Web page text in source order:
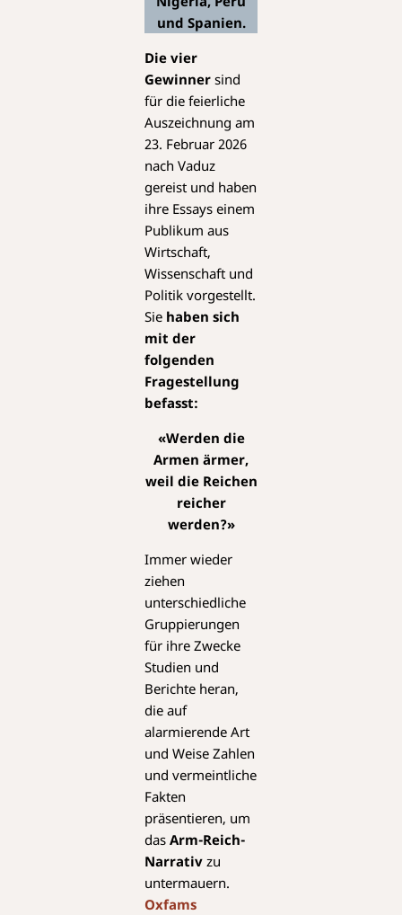
und Spanien.
Die vier
Gewinner sind
für die feierliche
Auszeichnung am
23. Februar 2026
nach Vaduz
gereist und haben
ihre Essays einem
Publikum aus
Wirtschaft,
Wissenschaft und
Politik vorgestellt.
Sie haben sich
mit der
folgenden
Fragestellung
befasst:
«Werden die
Armen ärmer,
weil die Reichen
reicher
werden?»
Immer wieder
ziehen
unterschiedliche
Gruppierungen
für ihre Zwecke
Studien und
Berichte heran,
die auf
alarmierende Art
und Weise Zahlen
und vermeintliche
Fakten
präsentieren, um
das Arm-Reich-
Narrativzu
untermauern.
Oxfams